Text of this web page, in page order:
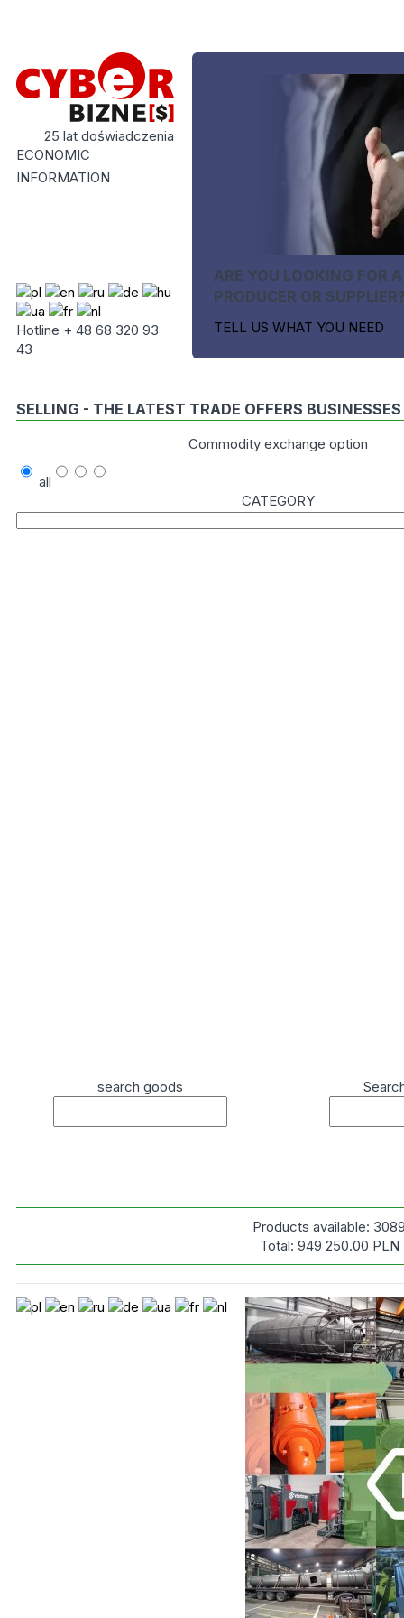
25 lat doświadczenia
ECONOMIC
INFORMATION
Hotline + 48 68 320 93
43
ARE YOU LOOKING FOR A
PRODUCER OR
TELL US WHAT YOU NEED
SELLING - THE LATEST TRADE OFFERS BUSINESSES
Commodity exchange option
all
CATEGORY
search goods
Products available:
Total: 949 250.00 PLN